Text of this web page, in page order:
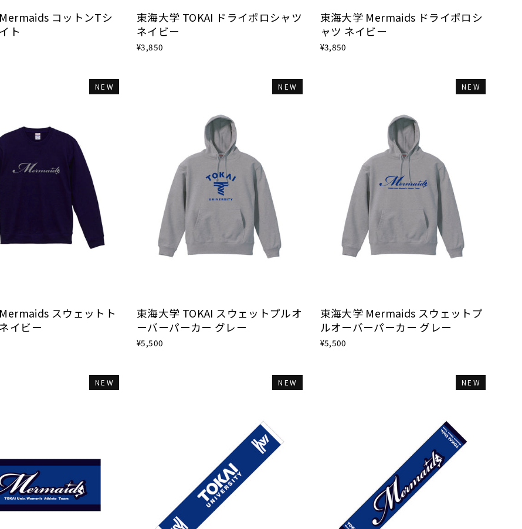
コットンTシ
ト
東海大学 TOKAI ドライポロシャツ
ネイビー
¥3,850
東海大学 Mermaids ドライポロシ
ャツ ネイビー
¥3,850
NEW
スウェットト
イビー
NEW
東海大学 TOKAI スウェットプルオ
ーバーパーカー グレー
¥5,500
NEW
東海大学 Mermaids スウェットプ
ルオーバーパーカー グレー
¥5,500
NEW NEW NEW